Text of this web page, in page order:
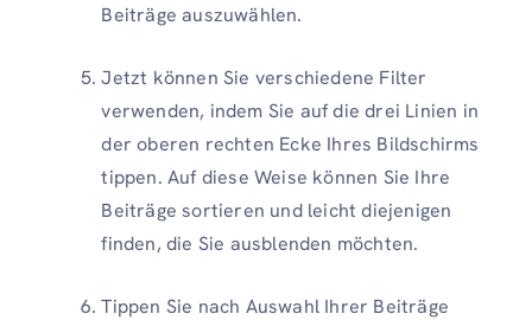
Beiträge auszuwählen.
Jetzt können Sie verschiedene Filter
verwenden, indem Sie auf die drei Linien in
der oberen rechten Ecke Ihres Bildschirms
tippen. Auf diese Weise können Sie Ihre
Beiträge sortieren und leicht diejenigen
finden, die Sie ausblenden möchten.
Tippen Sie nach Auswahl Ihrer Beiträge